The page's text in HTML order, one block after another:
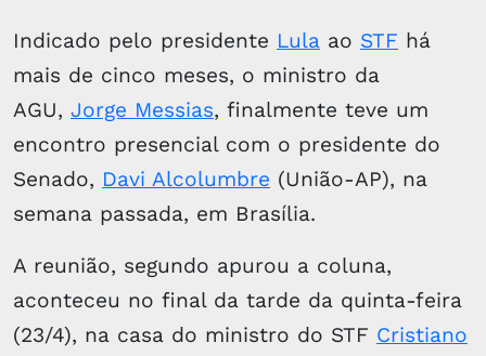
Indicado pelo presidente Lula ao STF há
mais de cinco meses, o ministro da
AGU, Jorge Messias, finalmente teve um
encontro presencial com o presidente do
Senado, Davi Alcolumbre (União-AP), na
semana passada, em Brasília.
A reunião, segundo apurou a coluna,
aconteceu no final da tarde da quinta-feira
(23/4), na casa do ministro do STF Cristiano